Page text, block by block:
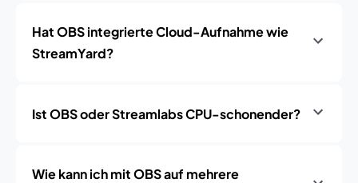
Hat OBS integrierte Cloud-Aufnahme wie
StreamYard?
Ist OBS oder Streamlabs CPU-schonender?
Wie kann ich mit OBS auf mehrere